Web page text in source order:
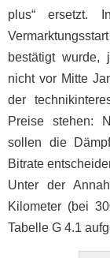
plus“ ersetzt.
bestätigt wurde,
nicht vor Mitte
der
Preise stehen:
sollen die
Bitrate
Unter der
Kilometer (bei
Tabelle G 4.1